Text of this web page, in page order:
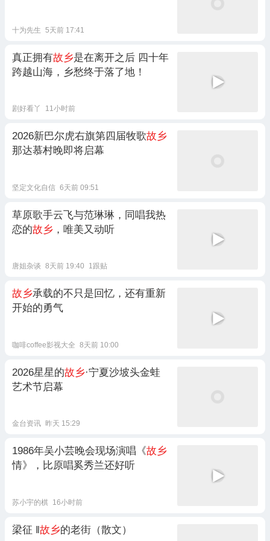
十为先生 5天前 17:41
真正拥有故乡是在离开之后 四十年
跨越山海，乡愁终于落了地！
剧好看丫 11小时前
2026新巴尔虎右旗第四届牧歌故乡
那达慕村晚即将启幕
坚定文化自信 6天前 09:51
草原歌手云飞与范琳琳，同唱我热
恋的故乡 ，唯美又动听
唐姐杂谈 8天前 19:40 1跟贴
故乡承载的不只是回忆，还有重新
开始的勇气
咖啡coffee影视大全 8天前 10:00
2026星星的故乡·宁夏沙坡头金蛙
艺术节启幕
金台资讯 昨天 15:29
1986年吴小芸晚会现场演唱《故乡
情》，比原唱奚秀兰还好听
苏小宇的棋 16小时前
梁征 ‖故乡的老街（散文）